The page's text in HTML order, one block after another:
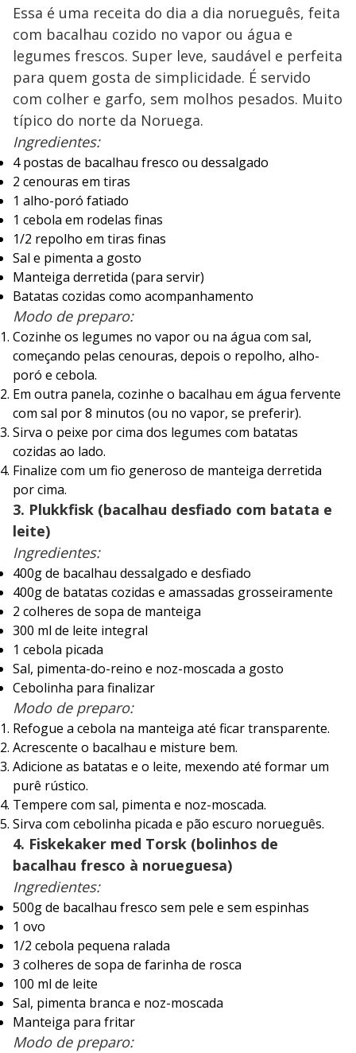
Essa é uma receita do dia a dia norueguês, feita
com bacalhau cozido no vapor ou água e
legumes frescos. Super leve, saudável e perfeita
para quem gosta de simplicidade. É servido
com colher e garfo, sem molhos pesados. Muito
típico do norte da Noruega.
Ingredientes:
4 postas de bacalhau fresco ou dessalgado
2 cenouras em tiras
1 alho-poró fatiado
1 cebola em rodelas finas
1/2 repolho em tiras finas
Sal e pimenta a gosto
Manteiga derretida (para servir)
Batatas cozidas como acompanhamento
Modo de preparo:
Cozinhe os legumes no vapor ou na água com sal,
começando pelas cenouras, depois o repolho, alho-
poró e cebola.
Em outra panela, cozinhe o bacalhau em água fervente
com sal por 8 minutos (ou no vapor, se preferir).
Sirva o peixe por cima dos legumes com batatas
cozidas ao lado.
Finalize com um fio generoso de manteiga derretida
por cima.
3. Plukkfisk (bacalhau desfiado com batata e
leite)
Ingredientes:
400g de bacalhau dessalgado e desfiado
400g de batatas cozidas e amassadas grosseiramente
2 colheres de sopa de manteiga
300 ml de leite integral
1 cebola picada
Sal, pimenta-do-reino e noz-moscada a gosto
Cebolinha para finalizar
Modo de preparo:
Refogue a cebola na manteiga até ficar transparente.
Acrescente o bacalhau e misture bem.
Adicione as batatas e o leite, mexendo até formar um
purê rústico.
Tempere com sal, pimenta e noz-moscada.
Sirva com cebolinha picada e pão escuro norueguês.
4. Fiskekaker med Torsk (bolinhos de
bacalhau fresco à norueguesa)
Ingredientes:
500g de bacalhau fresco sem pele e sem espinhas
1 ovo
1/2 cebola pequena ralada
3 colheres de sopa de farinha de rosca
100 ml de leite
Sal, pimenta branca e noz-moscada
Manteiga para fritar
Modo de preparo: